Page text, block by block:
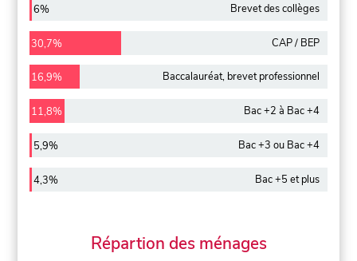
6% Brevet des collèges
30,7% CAP / BEP
16,9% Baccalauréat, brevet professionnel
11,8% Bac +2 à Bac +4
5,9% Bac +3 ou Bac +4
4,3% Bac +5 et plus
Répartion des ménages